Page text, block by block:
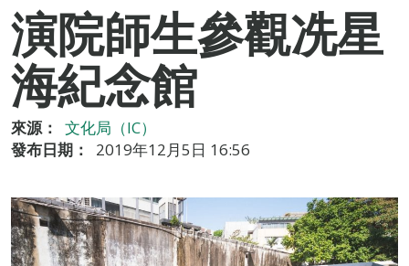
演院師生參觀冼星
海紀念館
來源：
文化局（IC）
發布日期：
2019年12月5日 16:56